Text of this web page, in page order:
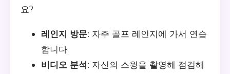
요?
레인지 방문: 자주 골프 레인지에 가서 연습
합니다.
비디오 분석: 자신의 스윙을 촬영해 점검해